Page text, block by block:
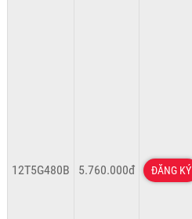
12T5G480B 5.760.000đ ĐĂNG KÝ